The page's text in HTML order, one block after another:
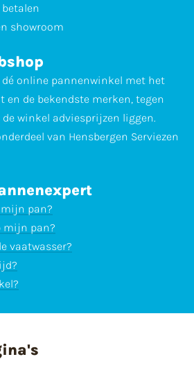
showroom
online pannenwinkel met het
de bekendste merken, tegen
winkel adviesprijzen liggen.
van Hensbergen Serviezen
pan?
mijn pan?
vaatwasser?